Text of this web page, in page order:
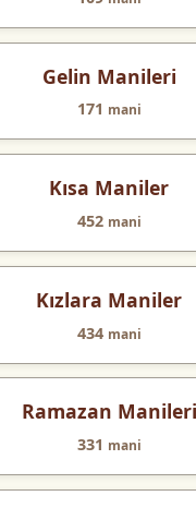
Gelin Manileri
171 mani
Kısa Maniler
452 mani
Kızlara Maniler
434 mani
Ramazan Manileri
331 mani